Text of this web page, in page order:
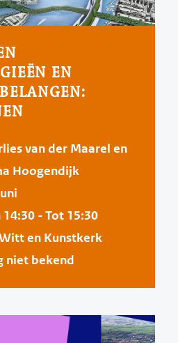
EN
van der Maarel en
Hoogendijk
14:30 - Tot 15:30
en Kunstkerk
niet bekend